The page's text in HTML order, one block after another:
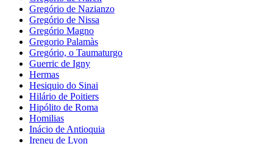
Gregório de Nazianzo
Gregório de Nissa
Gregório Magno
Gregorio Palamàs
Gregório, o Taumaturgo
Guerric de Igny
Hermas
Hesiquio do Sinai
Hilário de Poitiers
Hipólito de Roma
Homilias
Inácio de Antioquia
Ireneu de Lyon